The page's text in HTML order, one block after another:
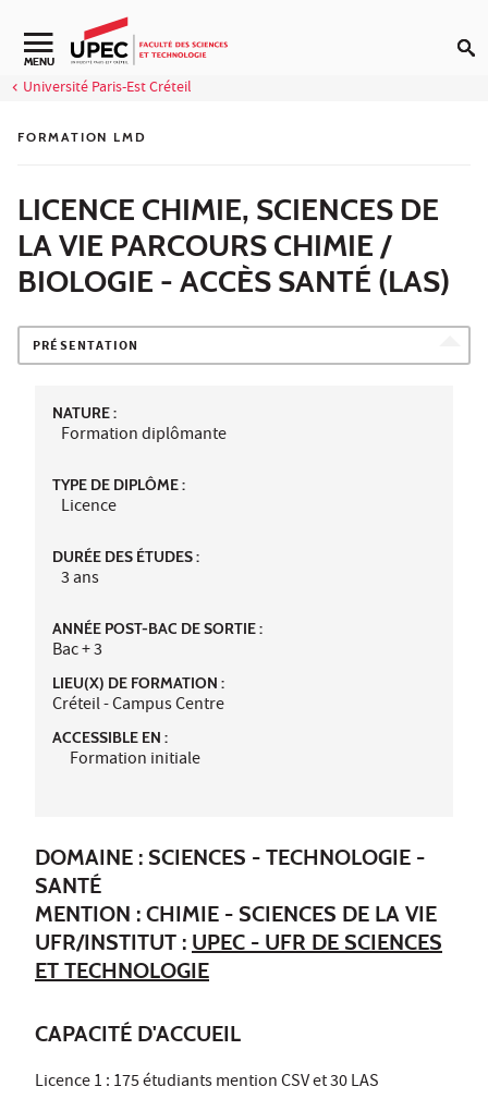
Aller au contenu
Navigation secondaire
MENU
Université Paris-Est Créteil
FORMATION LMD
LICENCE CHIMIE, SCIENCES DE
LA VIE PARCOURS CHIMIE /
BIOLOGIE - ACCÈS SANTÉ (LAS)
PRÉSENTATION
NATURE :
Formation diplômante
TYPE DE DIPLÔME :
Licence
DURÉE DES ÉTUDES :
3 ans
ANNÉE POST-BAC DE SORTIE :
Bac + 3
LIEU(X) DE FORMATION :
Créteil - Campus Centre
ACCESSIBLE EN :
Formation initiale
DOMAINE : SCIENCES - TECHNOLOGIE -
SANTÉ
MENTION : CHIMIE - SCIENCES DE LA VIE
UFR/INSTITUT : UPEC - UFR DE SCIENCES
ET TECHNOLOGIE
CAPACITÉ D'ACCUEIL
Licence 1 : 175 étudiants mention CSV et 30 LAS